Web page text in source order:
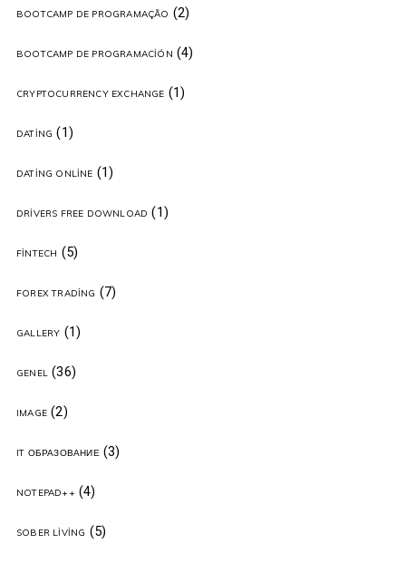
BOOTCAMP DE PROGRAMAÇÃO (2)
BOOTCAMP DE PROGRAMACIÓN (4)
CRYPTOCURRENCY EXCHANGE (1)
DATING (1)
DATING ONLINE (1)
DRIVERS FREE DOWNLOAD (1)
FINTECH (5)
FOREX TRADING (7)
GALLERY (1)
GENEL(36)
IMAGE(2)
IT ОБРАЗОВАНИЕ(3)
NOTEPAD++ (4)
SOBER LIVING (5)